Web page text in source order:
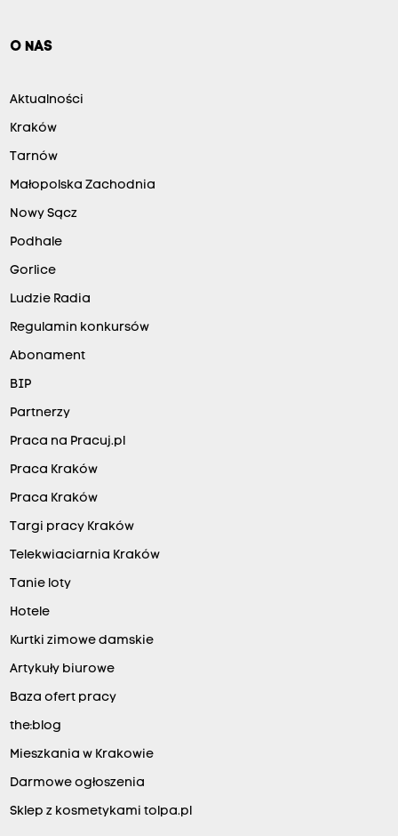
O NAS
Aktualności
Kraków
Tarnów
Małopolska Zachodnia
Nowy Sącz
Podhale
Gorlice
Ludzie Radia
Regulamin konkursów
Abonament
BIP
Partnerzy
Praca na Pracuj.pl
Praca Kraków
Praca Kraków
Targi pracy Kraków
Telekwiaciarnia Kraków
Tanie loty
Hotele
Kurtki zimowe damskie
Artykuły biurowe
Baza ofert pracy
the:blog
Mieszkania w Krakowie
Darmowe ogłoszenia
Sklep z kosmetykami tolpa.pl